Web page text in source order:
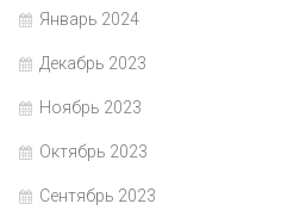
Январь 2024
Декабрь 2023
Ноябрь 2023
Октябрь 2023
Сентябрь 2023